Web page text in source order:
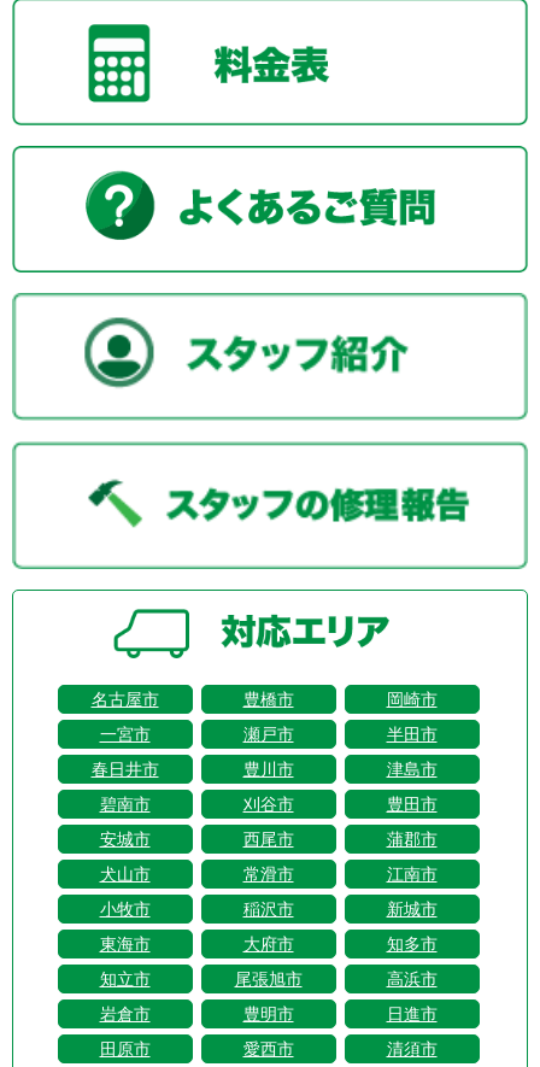
名古屋市 豊橋市
岡崎市
一宮市
瀬戸市
半田市
春日井市
豊川市
津島市
碧南市
刈谷市
豊田市
安城市
西尾市
蒲郡市
犬山市
常滑市
江南市
小牧市
稲沢市
新城市
東海市
大府市
知多市
知立市
尾張旭市
高浜市
岩倉市
豊明市
日進市
田原市
愛西市
清須市